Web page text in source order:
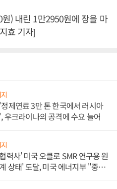
) 내린 1만2950원에 장을 마
효 기자]
제연료 3만 톤 한국에서 러시아
우크라이나의 공격에 수요 늘어
력사' 미국 오클로 SMR 연구용 원
상태' 도달, 미국 에너지부 "중요